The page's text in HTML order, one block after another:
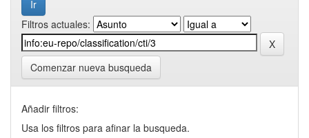
Filtros actuales:
Comenzar nueva busqueda
Añadir filtros:
Usa los filtros para afinar la busqueda.